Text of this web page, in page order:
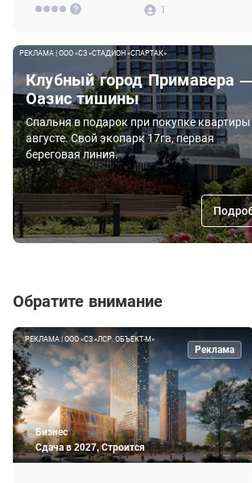
1
РЕКЛАМА | ООО «СЗ «СТАДИОН «СПАРТАК»
Клубный город Примавера
Оазис тишины
Спальня в подарок при покупке квартиры
августе. Свой экопарк 17га, первая
береговая линия.
Обратите внимание
РЕКЛАМА | ООО «СЗ «ЛСР. ОБЪЕКТ-М»
Бизнес
Сдача в 2027, Строится
Реклама